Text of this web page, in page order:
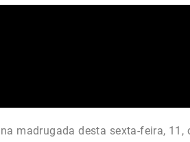
madrugada desta sexta-feira, 11,